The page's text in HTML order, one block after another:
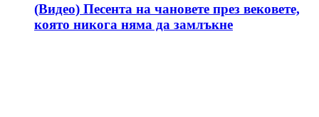
(Видео) Песента на чановете през вековете,
която никога няма да замлъкне